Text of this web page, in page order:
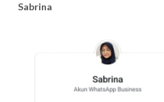
Sabrina